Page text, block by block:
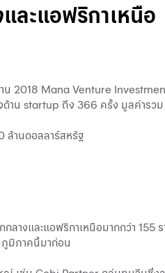
ละแอฟริกาเหนือ
2018 Mana Venture
ด้าน startup ถึง 366 ครั้ง มูลค่าร
ล้านดอลลาร์สหรัฐ
างและแอฟริกาเหนือมากกว่า
ภูมิภาคนี้มาก่อน